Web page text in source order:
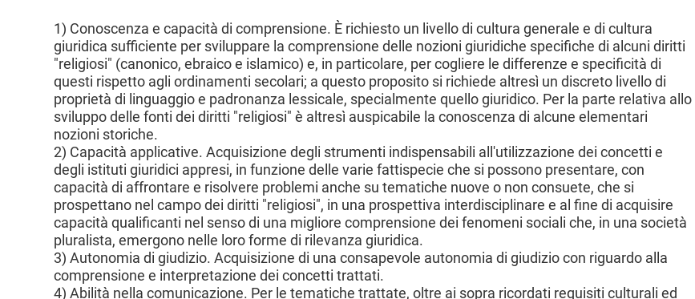
1) Conoscenza e capacità di comprensione. È richiesto un livello di cultura generale e di cultura
giuridica sufficiente per sviluppare la comprensione delle nozioni giuridiche specifiche di alcuni diritti
"religiosi" (canonico, ebraico e islamico) e, in particolare, per cogliere le differenze e specificità di
questi rispetto agli ordinamenti secolari; a questo proposito si richiede altresì un discreto livello di
proprietà di linguaggio e padronanza lessicale, specialmente quello giuridico. Per la parte relativa allo
sviluppo delle fonti dei diritti "religiosi" è altresì auspicabile la conoscenza di alcune elementari
nozioni storiche.
2) Capacità applicative. Acquisizione degli strumenti indispensabili all'utilizzazione dei concetti e
degli istituti giuridici appresi, in funzione delle varie fattispecie che si possono presentare, con
capacità di affrontare e risolvere problemi anche su tematiche nuove o non consuete, che si
prospettano nel campo dei diritti "religiosi", in una prospettiva interdisciplinare e al fine di acquisire
capacità qualificanti nel senso di una migliore comprensione dei fenomeni sociali che, in una società
pluralista, emergono nelle loro forme di rilevanza giuridica.
3) Autonomia di giudizio. Acquisizione di una consapevole autonomia di giudizio con riguardo alla
comprensione e interpretazione dei concetti trattati.
4) Abilità nella comunicazione. Per le tematiche trattate, oltre ai sopra ricordati requisiti culturali ed